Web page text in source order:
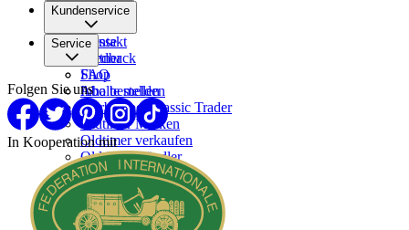
Über uns
Karriere
Presse
Partner
Kundenservice
Kontakt
Feedback
FAQ
Inhalte melden
Service
Shop
Abo bestellen
Werben bei Classic Trader
Oldtimer Marken
Oldtimer verkaufen
Oldtimer Händler
Folgen Sie uns
In Kooperation mit